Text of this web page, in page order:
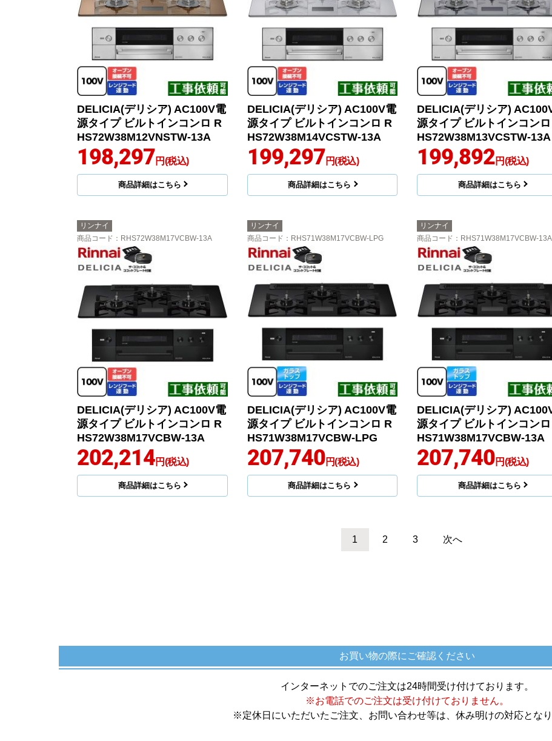
DELICIA(デリシア) AC100V電
源タイプ ビルトインコンロ R
HS72W38M12VNSTW-13A
198,297円(税込)
商品詳細はこちら
DELICIA(デリシア) AC100V電
源タイプ ビルトインコンロ R
HS72W38M14VCSTW-13A
199,297 円(税込)
商品詳細はこちら
DELICIA(デリシア)
源タイプ ビルトインコン
HS72W38M13VCSTW-13A
199,892円(税込)
商品詳細はこちら
リンナイ
商品コード ：RHS72W38M17VCBW-13A
DELICIA(デリシア) AC100V電
源タイプ ビルトインコンロ R
HS72W38M17VCBW-13A
202,214円(税込)
商品詳細はこちら
リンナイ
商品コード ：RHS71W38M17VCBW-LPG
DELICIA(デリシア) AC100V電
源タイプ ビルトインコンロ R
HS71W38M17VCBW-LPG
207,740円(税込)
商品詳細はこちら
リンナイ
商品コード ：RHS71W38M17VCBW-13A
DELICIA(デリシア)
源タイプ ビルトインコン
HS71W38M17VCBW-13A
207,740円(税込)
商品詳細はこちら
1 2 3 次へ
お買い物の際にご確認ください
インターネットでのご注文は24時間受け付けております。
※お電話でのご注文は受け付けておりません。
※定休日にいただいたご注文、お問い合わせ等は、休み明けの対応となり